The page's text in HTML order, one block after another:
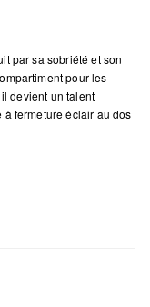
par sa sobriété et son
pour les
devient un talent
fermeture éclair au dos